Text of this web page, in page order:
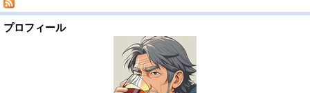
プロフィール